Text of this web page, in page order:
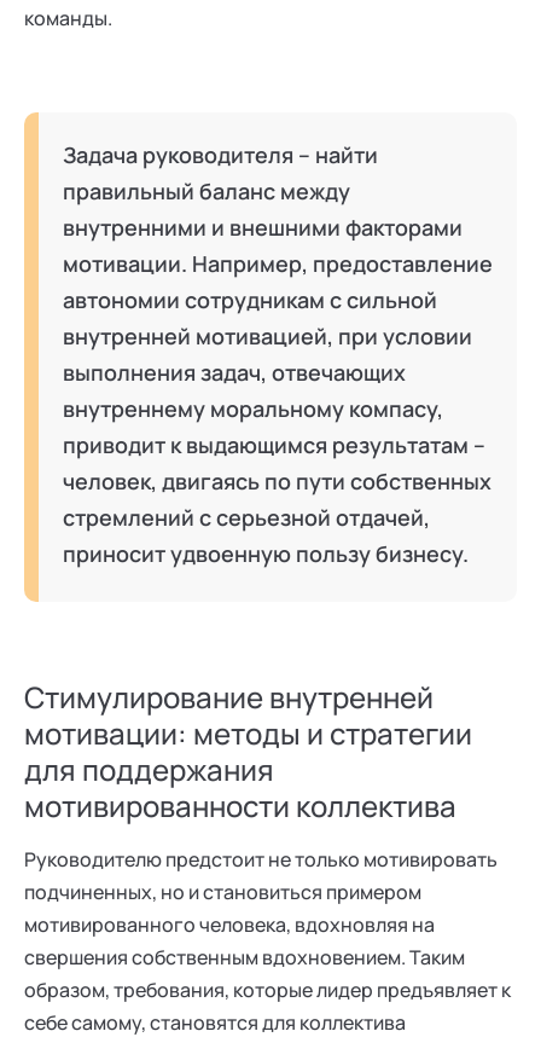
команды.
Задача руководителя – найти
правильный баланс между
внутренними и внешними факторами
мотивации. Например, предоставление
автономии сотрудникам с сильной
внутренней мотивацией, при условии
выполнения задач, отвечающих
внутреннему моральному компасу,
приводит к выдающимся результатам –
человек, двигаясь по пути собственных
стремлений с серьезной отдачей,
приносит удвоенную пользу бизнесу.
Стимулирование внутренней
мотивации: методы и стратегии
для поддержания
мотивированности коллектива
Руководителю предстоит не только мотивировать
подчиненных, но и становиться примером
мотивированного человека, вдохновляя на
свершения собственным вдохновением. Таким
образом, требования, которые лидер предъявляет к
себе самому, становятся для коллектива